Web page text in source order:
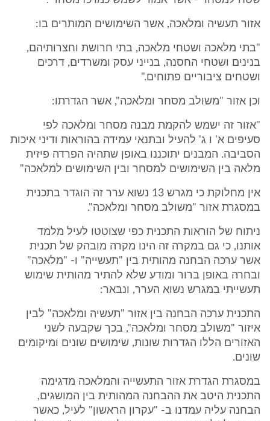
אזור תעשיה ומלאכה, אשר השימושים המותרים בו:
"בתי מלאכה ושטחי מלאכה, בתי חרושת וחצרותיהם,
בנינים ושטחי החסנה, בנייני עסק ומשרדים, דרכים
ושטחים ציבוריים פתוחים."
וכן אזור "משולב מסחר ומלאכה", אשר הגדרתו:
"אזור זה ישמש להקמת מבנה מסחר ומלאכה לפי
סעיפים א' ו ג' להעיל ובתנאי עמידה בהוראות ודיני איכות
הסביבה. המבנים יתוכננו באופן שתהיה הפרדה פיזית
מלאה בין השימושים למסחר ובין השימושים למלאכה"
אין מחלוקת כי מגרש 13 נשוא ערר זה הוגדר בתכנית
במסגרת אזור "משולב מסחר ומלאכה".
ניתוח של הוראות התכנית כפי שצוטטו לעיל מלמד
אותנו, כי גם במקרה זה הינו מקרה מובהק של תכנית
אשר ערכה הבחנה מהותית בין "תעשייה" ו- "מלאכה"
ובחרה באופן ברור ומודע שלא להתיר מהותית שימוש
תעשייתי במגרש נשוא הערר, ונבאר:
התכנית ערכה הבחנה בין אזור "תעשיה ומלאכה" לבין
איזור "משולב מסחר ומלאכה", בכך שקבעה לשני
האזורים הללו הגדרות שונות, שימושים שונים ומיקומים
שונים.
במסגרת הגדרת אזור התעשייה והמלאכה מדגימה
התכנית היטב את ההבחנה המהותית בין המושגים,
הבחנה עליה עמדנו ב- "עקרון הראשון" לעיל, כאשר